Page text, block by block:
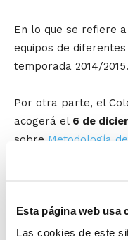
Esta página web usa
Las cookies de este
En lo que se refiere
equipos de
temporada 2014/2015.
Por otra parte, el
acogerá el 6 de
sobre Metodología